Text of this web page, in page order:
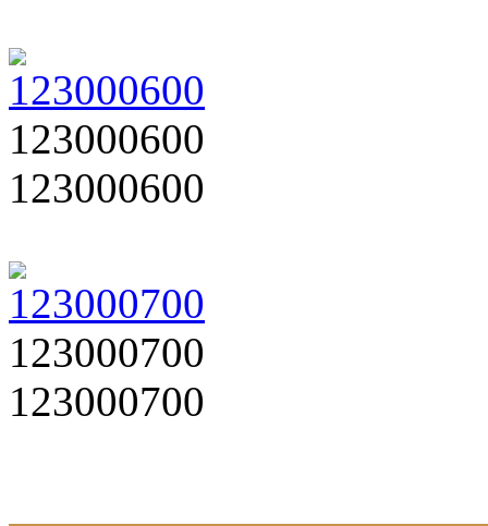
123000600
123000600
123000700
123000700